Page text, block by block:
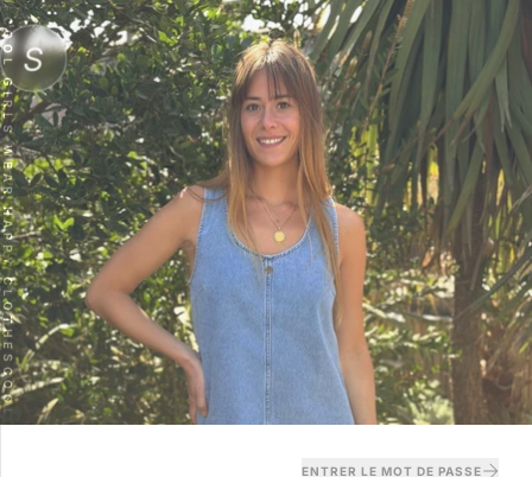
COOL GIRLS WEAR HAPPY CLOTHES S
ENTRER LE MOT DE PASSE